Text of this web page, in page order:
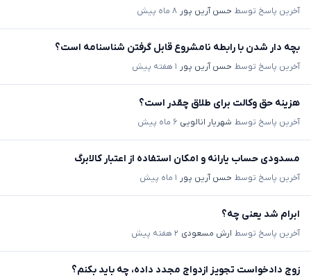
آخرین پاسخ توسط حسن آرین پور ۸ ماه پیش
بچه دار شدن با رابطه نامشروع قابل گرفتن شناسنامه است؟
آخرین پاسخ توسط حسن آرین پور ۱ هفته پیش
هزینه حق وکالت برای طلاق چقدر است؟
آخرین پاسخ توسط شهریار انالویی ۶ ماه پیش
مسدودی حساب یارانه و امکان استفاده از اعتبار کالابرگ
آخرین پاسخ توسط حسن آرین پور ۱ ماه پیش
ابرام شد یعنی چه؟
آخرین پاسخ توسط ارش مسعودی ۲ هفته پیش
زوج دادخواست تجویز ازدواج مجدد داده، چه باید بکنم؟